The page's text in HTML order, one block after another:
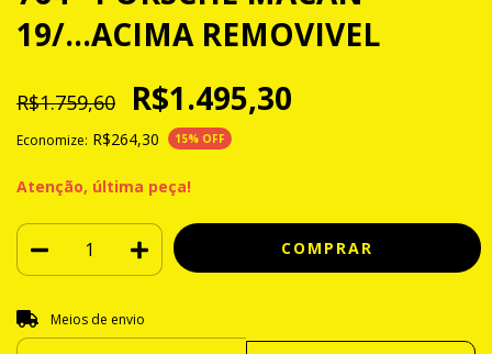
19/...ACIMA REMOVIVEL
R$1.759,60 R$1.495,30
Economize: R$264,30 15% OFF
Atenção, última peça!
Entregas para o CEP:
Meios de envio